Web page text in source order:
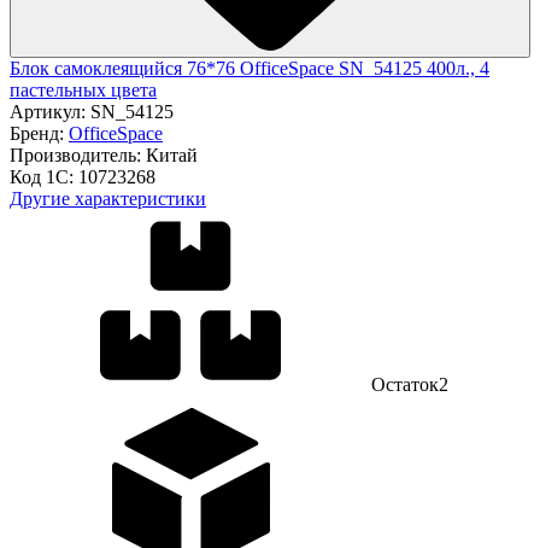
Блок самоклеящийся 76*76 OfficeSpace SN_54125 400л., 4
пастельных цвета
Артикул: SN_54125
Бренд: OfficeSpace
Производитель: Китай
Код 1С: 10723268
Другие характеристики
Остаток2